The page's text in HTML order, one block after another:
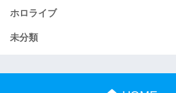
ホロライブ
未分類